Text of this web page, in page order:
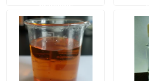
Produits
Produits pharmaceutiques